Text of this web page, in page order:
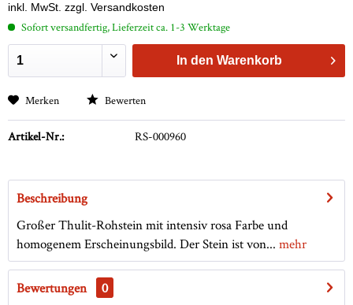
inkl. MwSt. zzgl. Versandkosten
Sofort versandfertig, Lieferzeit ca. 1-3 Werktage
In den Warenkorb
Merken Bewerten
Artikel-Nr.: RS-000960
Beschreibung
Großer Thulit-Rohstein mit intensiv rosa Farbe und
homogenem Erscheinungsbild. Der Stein ist von... mehr
Bewertungen
0